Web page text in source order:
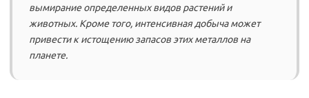
вымирание определенных видов растений и
животных. Кроме того, интенсивная добыча может
привести к истощению запасов этих металлов на
планете.